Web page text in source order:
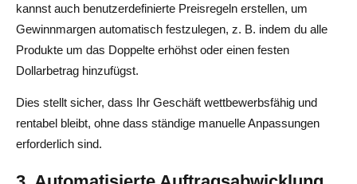
kannst auch benutzerdefinierte Preisregeln erstellen, um
Gewinnmargen automatisch festzulegen, z. B. indem du alle
Produkte um das Doppelte erhöhst oder einen festen
Dollarbetrag hinzufügst.
Dies stellt sicher, dass Ihr Geschäft wettbewerbsfähig und
rentabel bleibt, ohne dass ständige manuelle Anpassungen
erforderlich sind.